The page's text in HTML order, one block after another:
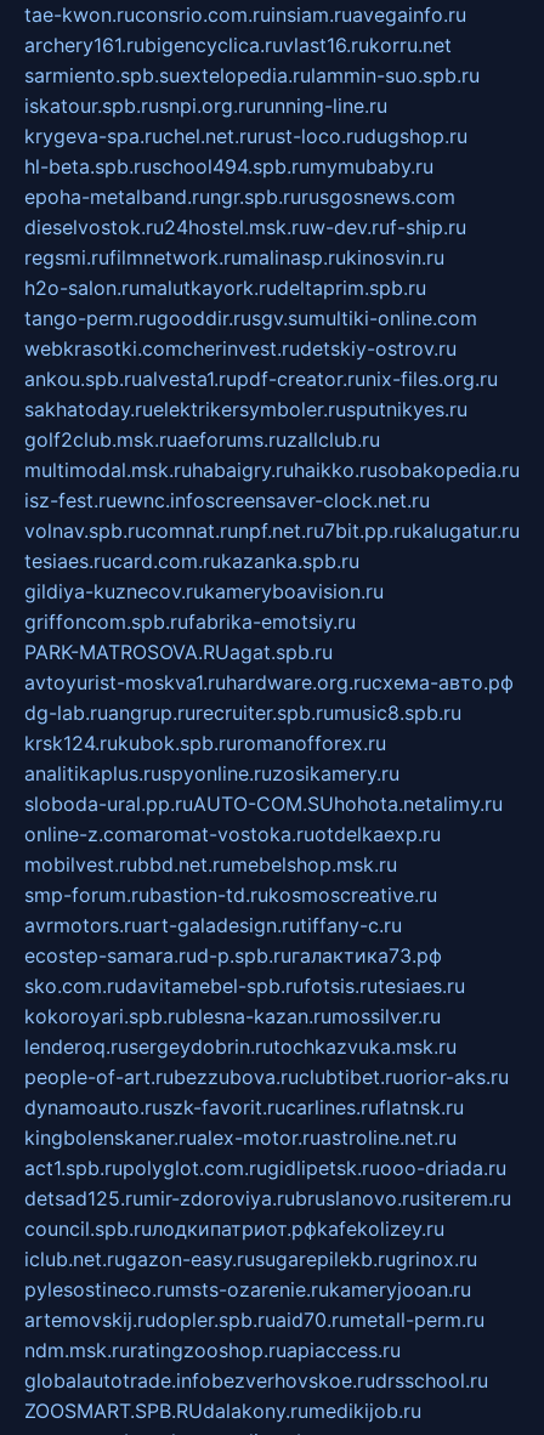
tae-kwon.ruconsrio.com.ruinsiam.ruavegainfo.ru
archery161.rubigencyclica.ruvlast16.rukorru.net
sarmiento.spb.suextelopedia.rulammin-suo.spb.ru
iskatour.spb.rusnpi.org.rurunning-line.ru
krygeva-spa.ruchel.net.rurust-loco.rudugshop.ru
hl-beta.spb.ruschool494.spb.rumymubaby.ru
epoha-metalband.rungr.spb.rurusgosnews.com
dieselvostok.ru24hostel.msk.ruw-dev.ruf-ship.ru
regsmi.rufilmnetwork.rumalinasp.rukinosvin.ru
h2o-salon.rumalutkayork.rudeltaprim.spb.ru
tango-perm.rugooddir.rusgv.sumultiki-online.com
webkrasotki.comcherinvest.rudetskiy-ostrov.ru
ankou.spb.rualvesta1.rupdf-creator.runix-files.org.ru
sakhatoday.ruelektrikersymboler.rusputnikyes.ru
golf2club.msk.ruaeforums.ruzallclub.ru
multimodal.msk.ruhabaigry.ruhaikko.rusobakopedia.ru
isz-fest.ruewnc.infoscreensaver-clock.net.ru
volnav.spb.rucomnat.runpf.net.ru7bit.pp.rukalugatur.ru
tesiaes.rucard.com.rukazanka.spb.ru
gildiya-kuznecov.rukameryboavision.ru
griffoncom.spb.rufabrika-emotsiy.ru
PARK-MATROSOVA.RUagat.spb.ru
avtoyurist-moskva1.ruhardware.org.ruсхема-авто.рф
dg-lab.ruangrup.rurecruiter.spb.rumusic8.spb.ru
krsk124.rukubok.spb.ruromanofforex.ru
analitikaplus.ruspyonline.ruzosikamery.ru
sloboda-ural.pp.ruAUTO-COM.SUhohota.netalimy.ru
online-z.comaromat-vostoka.ruotdelkaexp.ru
mobilvest.rubbd.net.rumebelshop.msk.ru
smp-forum.rubastion-td.rukosmoscreative.ru
avrmotors.ruart-galadesign.rutiffany-c.ru
ecostep-samara.rud-p.spb.ruгалактика73.рф
sko.com.rudavitamebel-spb.rufotsis.rutesiaes.ru
kokoroyari.spb.rublesna-kazan.rumossilver.ru
lenderoq.rusergeydobrin.rutochkazvuka.msk.ru
people-of-art.rubezzubova.ruclubtibet.ruorior-aks.ru
dynamoauto.ruszk-favorit.rucarlines.ruflatnsk.ru
kingbolenskaner.rualex-motor.ruastroline.net.ru
act1.spb.rupolyglot.com.rugidlipetsk.ruooo-driada.ru
detsad125.rumir-zdoroviya.rubruslanovo.rusiterem.ru
council.spb.ruлодкипатриот.рфkafekolizey.ru
iclub.net.rugazon-easy.rusugarepilekb.rugrinox.ru
pylesostineco.rumsts-ozarenie.rukameryjooan.ru
artemovskij.rudopler.spb.ruaid70.rumetall-perm.ru
ndm.msk.ruratingzooshop.ruapiaccess.ru
globalautotrade.infobezverhovskoe.rudrsschool.ru
ZOOSMART.SPB.RUdalakony.rumedikijob.ru